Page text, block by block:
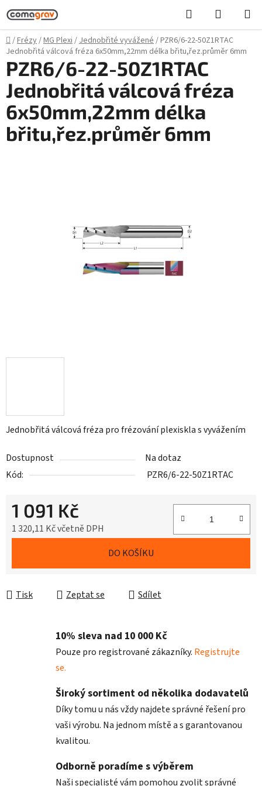
Přejít
na
obsah
Hledat
KOŠÍK
Domů
/Frézy/MG Plexi/Jednobřité vyvážené/PZR6/6-22-50Z1RTAC
Jednobřitá válcová fréza 6x50mm,22mm délka břitu,řez.průměr 6mm
Jednobřitá válcová fréza pro frézování plexiskla s vyvážením
Dostupnost
Na dotaz
Kód:
PZR6/6-22-50Z1RTAC
1 091 Kč
1 320,11 Kč včetně DPH
DO KOŠÍKU
Tisk Zeptat se Sdílet
PZR6/6-22-50Z1RTAC
Jednobřitá válcová fréza
6x50mm,22mm délka
břitu,řez.průměr 6mm
10% sleva nad 10 000 Kč
Pouze pro registrované zákazníky. Registrujte
se.
Široký sortiment od několika dodavatelů
Díky tomu u nás vždy najdete správné řešení pro
vaši výrobu. Na jednom místě a s garantovanou
kvalitou.
Odborně poradíme s výběrem
Naši specialisté vám pomohou zvolit správné